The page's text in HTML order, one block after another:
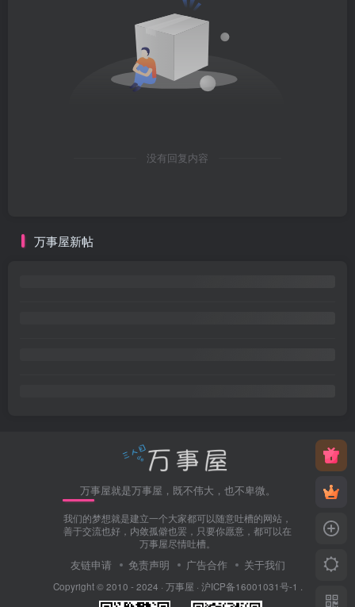
没有回复内容
万事屋新帖
万事屋就是万事屋，既不伟大，也不卑微。
我们的梦想就是建立一个大家都可以随意吐槽的网站，
善于交流也好，内敛孤僻也罢，只要你愿意，都可以在
万事屋尽情吐槽。
友链申请 免责声明 广告合作 关于我们
Copyright © 2010 - 2024 · 万事屋 · 沪ICP备16001031号-1